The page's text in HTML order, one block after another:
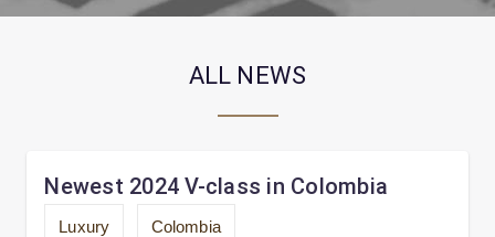
ALL NEWS
Newest 2024 V-class in Colombia
Luxury Colombia